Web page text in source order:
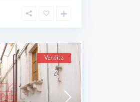
Vendita